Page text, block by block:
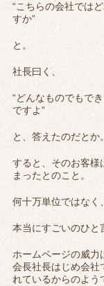
“こちらの会社では
すか”
と。
社長曰く、
“どんなものでもで
ですよ”
と、答えたのだとか。
すると、そのお客様
まったとのこと。
何十万単位ではなく
本当にすごいのひと
ホームページの威力
会長社長はじめ会社
れているからのよう